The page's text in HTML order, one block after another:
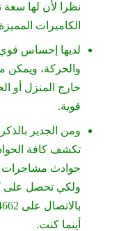
الكاميرات
لديها إحساس
والحركة، ويمكن
خارج المنزل أو
قوية.
ومن الجدير
تكشف كافة
حوادث مشاجرات
ولكي تحصل على
أينما كنت.